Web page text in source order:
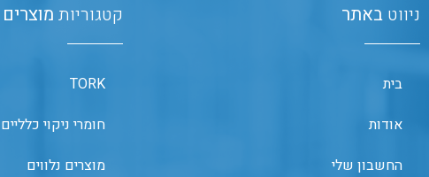
ניווט באתר
בית
אודות
החשבון שלי
קטגוריות מוצרים
TORK
חומרי ניקוי כלליים
מוצרים נלווים